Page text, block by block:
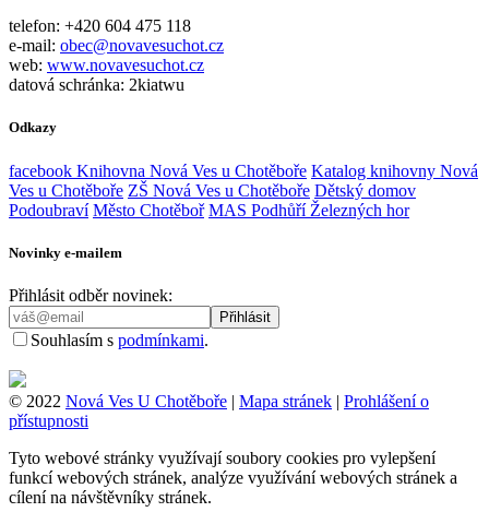
telefon: +420 604 475 118
e-mail: obec@novavesuchot.cz
web: www.novavesuchot.cz
datová schránka: 2kiatwu
Odkazy
facebook Knihovna Nová Ves u Chotěboře Katalog knihovny Nová
Ves u Chotěboře ZŠ Nová Ves u Chotěboře Dětský domov
Podoubraví Město Chotěboř MAS Podhůří Železných hor
Novinky e-mailem
Přihlásit odběr novinek:
Souhlasím s podmínkami.
© 2022 Nová Ves U Chotěboře | Mapa stránek | Prohlášení o
přístupnosti
Tyto webové stránky využívají soubory cookies pro vylepšení
funkcí webových stránek, analýze využívání webových stránek a
cílení na návštěvníky stránek.